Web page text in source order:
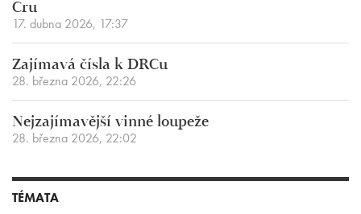
Cru
17. dubna 2026, 17:37
Zajímavá čísla k DRCu
28. března 2026, 22:26
Nejzajímavější vinné loupeže
28. března 2026, 22:02
TÉMATA